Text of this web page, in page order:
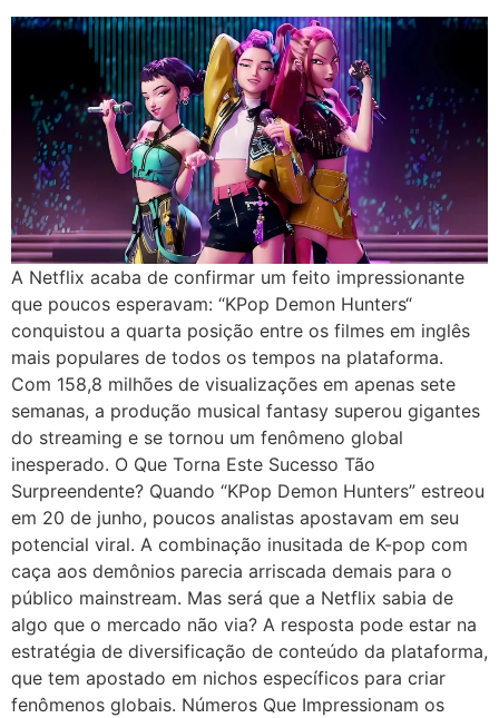
A Netflix acaba de confirmar um feito impressionante
que poucos esperavam: “KPop Demon Hunters“
conquistou a quarta posição entre os filmes em inglês
mais populares de todos os tempos na plataforma.
Com 158,8 milhões de visualizações em apenas sete
semanas, a produção musical fantasy superou gigantes
do streaming e se tornou um fenômeno global
inesperado. O Que Torna Este Sucesso Tão
Surpreendente? Quando “KPop Demon Hunters” estreou
em 20 de junho, poucos analistas apostavam em seu
potencial viral. A combinação inusitada de K-pop com
caça aos demônios parecia arriscada demais para o
público mainstream. Mas será que a Netflix sabia de
algo que o mercado não via? A resposta pode estar na
estratégia de diversificação de conteúdo da plataforma,
que tem apostado em nichos específicos para criar
fenômenos globais. Números Que Impressionam os